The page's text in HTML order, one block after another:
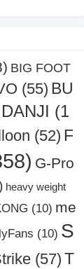
BIG FOOT
(55) BU
DANJI (1
(52) F
G-Pro
heavy weight
(10) me
(10) S
(57) T